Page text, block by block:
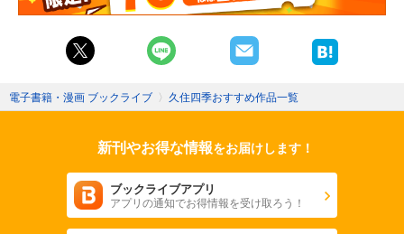
電子書籍・漫画 ブックライブ 〉 久住四季おすすめ作品一覧
新刊やお得な情報をお届けします！
ブックライブアプリ
アプリの通知でお得情報を受け取ろう！